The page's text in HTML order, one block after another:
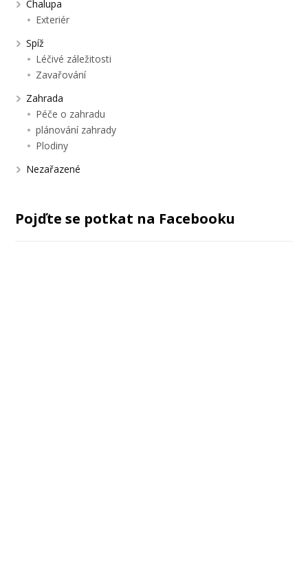
Chalupa
Exteriér
Spíž
Léčivé záležitosti
Zavařování
Zahrada
Péče o zahradu
plánování zahrady
Plodiny
Nezařazené
Pojďte se potkat na Facebooku